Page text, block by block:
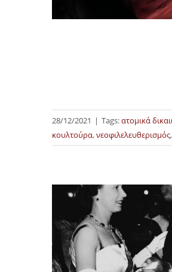
28/12/2021 | Tags:ατομικά
κουλτούρα,νεοφιλελευθερισμός,